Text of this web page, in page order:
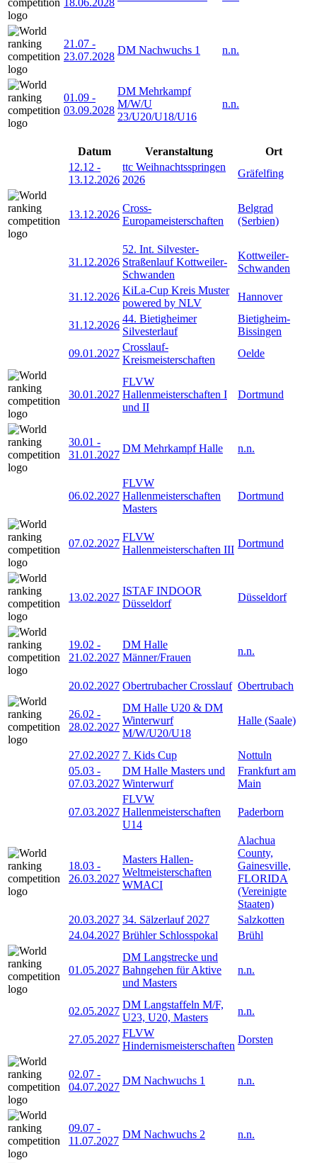
21.07 -
23.07.2028
DM Nachwuchs 1 n.n.
01.09 -
03.09.2028
DM Mehrkampf
M/W/U
23/U20/U18/U16
n.n.
Datum Veranstaltung
Ort
12.12 -
13.12.2026
ttc Weihnachtsspringen
2026
Gräfelfing
13.12.2026
Cross-
Europameisterschaften
Belgrad
(Serbien)
31.12.2026
52. Int. Silvester-
Straßenlauf Kottweiler-
Schwanden
Kottweiler-
Schwanden
31.12.2026
KiLa-Cup Kreis Muster
powered by NLV
Hannover
31.12.2026
44. Bietigheimer
Silvesterlauf
Bietigheim-
Bissingen
09.01.2027
Crosslauf-
Kreismeisterschaften
Oelde
30.01.2027
FLVW
Hallenmeisterschaften I
und II
Dortmund
30.01 -
31.01.2027
DM Mehrkampf Halle n.n.
06.02.2027
FLVW
Hallenmeisterschaften
Masters
Dortmund
07.02.2027
FLVW
Hallenmeisterschaften III
Dortmund
13.02.2027
ISTAF INDOOR
Düsseldorf
Düsseldorf
19.02 -
21.02.2027
DM Halle
Männer/Frauen
n.n.
20.02.2027 Obertrubacher Crosslauf Obertrubach
26.02 -
28.02.2027
DM Halle U20 & DM
Winterwurf
M/W/U20/U18
Halle (Saale)
27.02.2027 7. Kids Cup
Nottuln
05.03 -
07.03.2027
DM Halle Masters und
Winterwurf
Frankfurt am
Main
07.03.2027
FLVW
Hallenmeisterschaften
U14
Paderborn
18.03 -
26.03.2027
Masters Hallen-
Weltmeisterschaften
WMACI
Alachua
County,
Gainesville,
FLORIDA
(Vereinigte
Staaten)
20.03.2027 34. Sälzerlauf 2027
Salzkotten
24.04.2027 Brühler Schlosspokal Brühl
01.05.2027
DM Langstrecke und
Bahngehen für Aktive
und Masters
n.n.
02.05.2027
DM Langstaffeln M/F,
U23, U20, Masters
n.n.
27.05.2027
FLVW
Hindernismeisterschaften
Dorsten
02.07 -
04.07.2027
DM Nachwuchs 1 n.n.
09.07 -
11.07.2027
DM Nachwuchs 2 n.n.